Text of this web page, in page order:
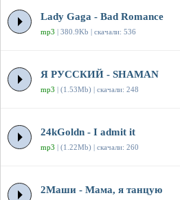
Lady Gaga - Bad Romance
mp3 | 380.9Kb | скачали: 536
Я РУССКИЙ - SHAMAN
mp3 | (1.53Mb) | скачали: 248
24kGoldn - I admit it
mp3 | (1.22Mb) | скачали: 260
2Маши - Мама, я танцую